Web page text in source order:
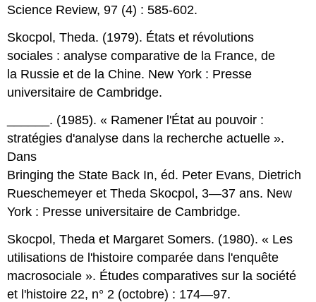
Science Review, 97 (4) : 585-602.
Skocpol, Theda. (1979). États et révolutions
sociales : analyse comparative de la France, de
la Russie et de la Chine. New York : Presse
universitaire de Cambridge.
______. (1985). « Ramener l'État au pouvoir :
stratégies d'analyse dans la recherche actuelle ».
Dans
Bringing the State Back In, éd. Peter Evans, Dietrich
Rueschemeyer et Theda Skocpol, 3—37 ans. New
York : Presse universitaire de Cambridge.
Skocpol, Theda et Margaret Somers. (1980). « Les
utilisations de l'histoire comparée dans l'enquête
macrosociale ». Études comparatives sur la société
et l'histoire 22, n° 2 (octobre) : 174—97.